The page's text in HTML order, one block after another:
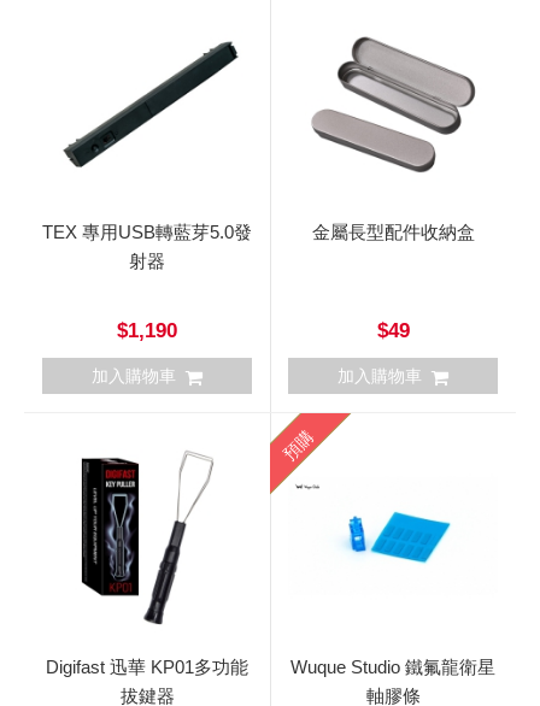
TEX 專用USB轉藍芽5.0發
射器
$1,190
加入購物車
金屬長型配件收納盒
$49
加入購物車
Digifast 迅華 KP01多功能
拔鍵器
預購
Wuque Studio 鐵氟龍衛星
軸膠條